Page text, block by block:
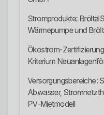
Stromprodukte:
Wärmepumpe und
Ökostrom-
Kriterium
Versorgungsbereiche:
Abwasser,
PV-Mietmodell